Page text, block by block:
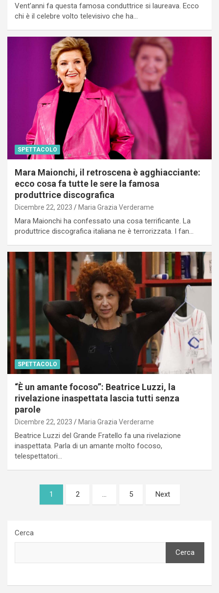
Vent’anni fa questa famosa conduttrice si laureava. Ecco
chi è il celebre volto televisivo che ha…
SPETTACOLO
Mara Maionchi, il retroscena è agghiacciante:
ecco cosa fa tutte le sere la famosa
produttrice discografica
Dicembre 22, 2023 Maria Grazia Verderame
Mara Maionchi ha confessato una cosa terrificante. La
produttrice discografica italiana ne è terrorizzata. I fan…
SPETTACOLO
“È un amante focoso”: Beatrice Luzzi, la
rivelazione inaspettata lascia tutti senza
parole
Dicembre 22, 2023 Maria Grazia Verderame
Beatrice Luzzi del Grande Fratello fa una rivelazione
inaspettata. Parla di un amante molto focoso,
telespettatori…
Paginazione
1 2 … 5 Next
Cerca
Cerca